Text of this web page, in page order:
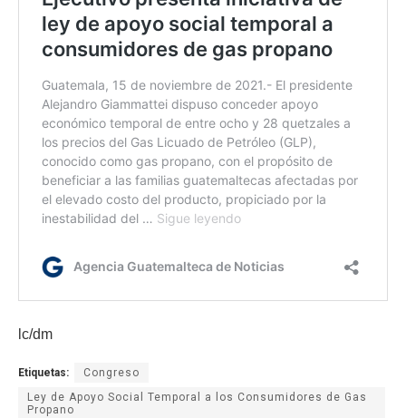
lc/dm
Etiquetas:
Congreso
Ley de Apoyo Social Temporal a los Consumidores de Gas
Propano